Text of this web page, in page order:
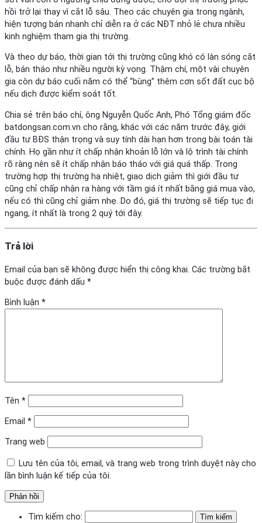
hồi trở lại thay vì cắt lỗ sâu. Theo các chuyên gia trong ngành,
hiện tượng bán nhanh chỉ diễn ra ở các NĐT nhỏ lẻ chưa nhiều
kinh nghiệm tham gia thị trường.
Và theo dự báo, thời gian tới thị trường cũng khó có làn sóng cắt
lỗ, bán tháo như nhiều người kỳ vọng. Thậm chí, một vài chuyên
gia còn dự báo cuối năm có thể “bùng” thêm cơn sốt đất cục bộ
nếu dịch được kiểm soát tốt.
Chia sẻ trên báo chí, ông Nguyễn Quốc Anh, Phó Tổng giám đốc
batdongsan.com.vn cho rằng, khác với các năm trước đây, giới
đầu tư BĐS thận trọng và suy tính dài hạn hơn trong bài toán tài
chính. Họ gần như ít chấp nhận khoản lỗ lớn và lộ trình tài chính
rõ ràng nên sẽ ít chấp nhận báo tháo với giá quá thấp. Trong
trường hợp thị trường hạ nhiệt, giao dịch giảm thì giới đầu tư
cũng chỉ chấp nhận ra hàng với tầm giá ít nhất bằng giá mua vào,
nếu có thì cũng chỉ giảm nhẹ. Do đó, giá thị trường sẽ tiếp tục đi
ngang, ít nhất là trong 2 quý tới đây.
Trả lời
Email của bạn sẽ không được hiển thị công khai. Các trường bắt
buộc được đánh dấu *
Bình luận *
Tên *
Email *
Trang web
Lưu tên của tôi, email, và trang web trong trình duyệt này cho
lần bình luận kế tiếp của tôi.
Tìm kiếm cho: